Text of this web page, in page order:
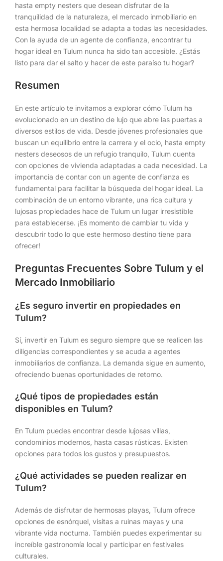
hasta empty nesters que desean disfrutar de la
tranquilidad de la naturaleza, el mercado inmobiliario en
esta hermosa localidad se adapta a todas las necesidades.
Con la ayuda de un agente de confianza, encontrar tu
hogar ideal en Tulum nunca ha sido tan accesible. ¿Estás
listo para dar el salto y hacer de este paraíso tu hogar?
Resumen
En este artículo te invitamos a explorar cómo Tulum ha
evolucionado en un destino de lujo que abre las puertas a
diversos estilos de vida. Desde jóvenes profesionales que
buscan un equilibrio entre la carrera y el ocio, hasta empty
nesters deseosos de un refugio tranquilo, Tulum cuenta
con opciones de vivienda adaptadas a cada necesidad. La
importancia de contar con un agente de confianza es
fundamental para facilitar la búsqueda del hogar ideal. La
combinación de un entorno vibrante, una rica cultura y
lujosas propiedades hace de Tulum un lugar irresistible
para establecerse. ¡Es momento de cambiar tu vida y
descubrir todo lo que este hermoso destino tiene para
ofrecer!
Preguntas Frecuentes Sobre Tulum y el
Mercado Inmobiliario
¿Es seguro invertir en propiedades en
Tulum?
Sí, invertir en Tulum es seguro siempre que se realicen las
diligencias correspondientes y se acuda a agentes
inmobiliarios de confianza. La demanda sigue en aumento,
ofreciendo buenas oportunidades de retorno.
¿Qué tipos de propiedades están
disponibles en Tulum?
En Tulum puedes encontrar desde lujosas villas,
condominios modernos, hasta casas rústicas. Existen
opciones para todos los gustos y presupuestos.
¿Qué actividades se pueden realizar en
Tulum?
Además de disfrutar de hermosas playas, Tulum ofrece
opciones de esnórquel, visitas a ruinas mayas y una
vibrante vida nocturna. También puedes experimentar su
increíble gastronomía local y participar en festivales
culturales.